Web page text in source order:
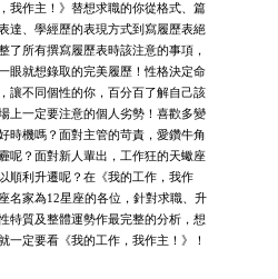
我作主！》替想求職的你從格式、篇
達、學經歷的表現方式到寫履歷表絕
了所有撰寫履歷表時該注意的事項，
眼就想錄取的完美履歷！性格決定命
讓不同個性的你，百分百了解自己該
上一定要注意的個人劣勢！喜歡多變
時機嗎？面對主管的苛責，愛鑽牛角
呢？面對新人輩出，工作狂的天蠍座
順利升遷呢？在《我的工作，我作
名家為12星座的各位，針對求職、升
特質及整體運勢作最完整的分析，想
一定要看《我的工作，我作主！》！